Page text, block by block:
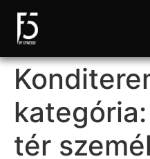
kategória:
tér